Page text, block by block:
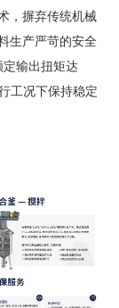
，摒弃传统机械
生产严苛的安全
输出扭矩达
工况下保持稳定